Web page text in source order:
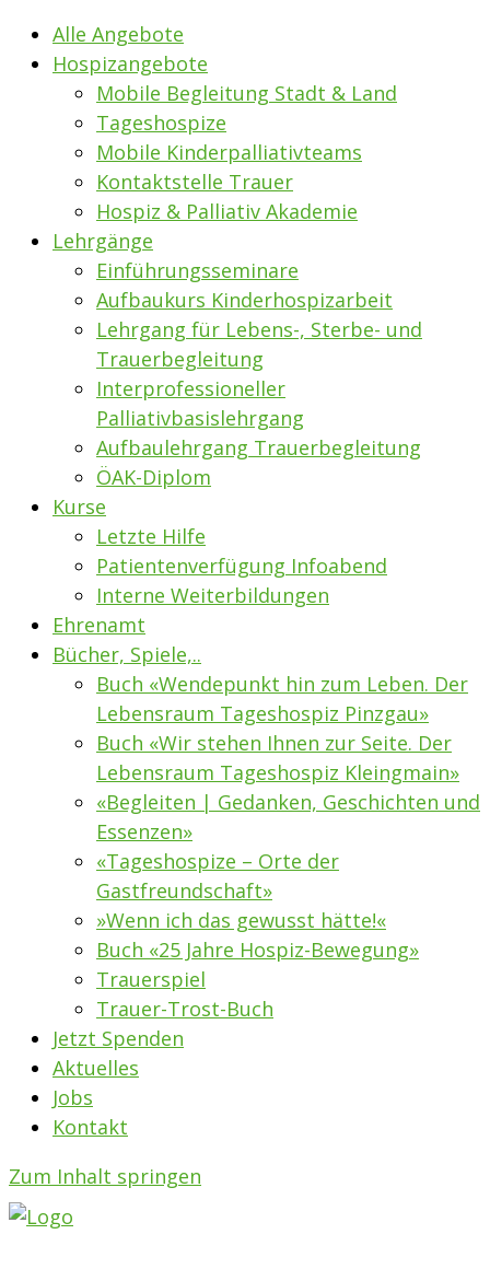
Alle Angebote
Hospizangebote
Mobile Begleitung Stadt & Land
Tageshospize
Mobile Kinderpalliativteams
Kontaktstelle Trauer
Hospiz & Palliativ Akademie
Lehrgänge
Einführungsseminare
Aufbaukurs Kinderhospizarbeit
Lehrgang für Lebens-, Sterbe- und
Trauerbegleitung
Interprofessioneller
Palliativbasislehrgang
Aufbaulehrgang Trauerbegleitung
ÖAK-Diplom
Kurse
Letzte Hilfe
Patientenverfügung Infoabend
Interne Weiterbildungen
Ehrenamt
Bücher, Spiele,..
Buch «Wendepunkt hin zum Leben. Der
Lebensraum Tageshospiz Pinzgau»
Buch «Wir stehen Ihnen zur Seite. Der
Lebensraum Tageshospiz Kleingmain»
«Begleiten | Gedanken, Geschichten und
Essenzen»
«Tageshospize – Orte der
Gastfreundschaft»
»Wenn ich das gewusst hätte!«
Buch «25 Jahre Hospiz-Bewegung»
Trauerspiel
Trauer-Trost-Buch
Jetzt Spenden
Aktuelles
Jobs
Kontakt
Zum Inhalt springen